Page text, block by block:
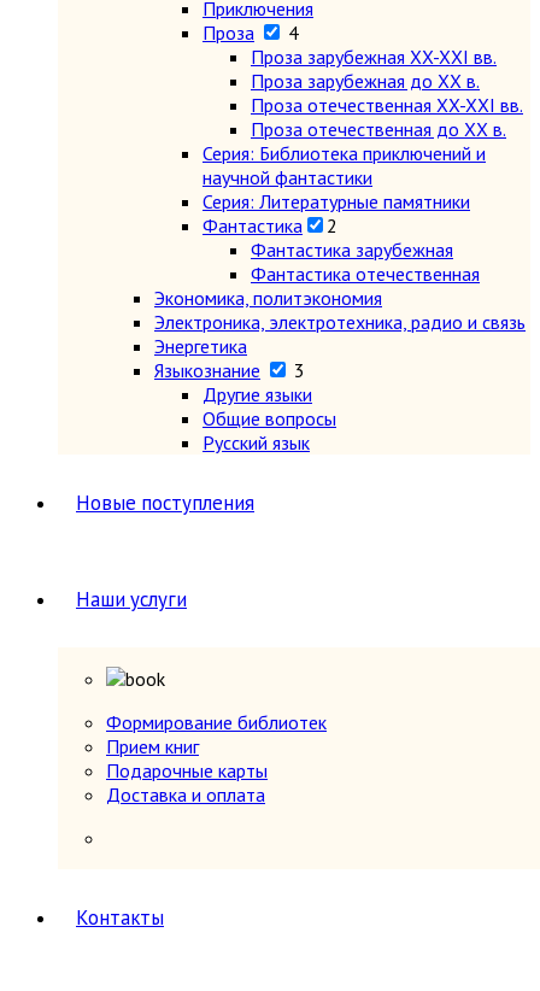
Приключения
Проза
4
Проза зарубежная XX-XXI вв.
Проза зарубежная до XX в.
Проза отечественная XX-XXI вв.
Проза отечественная до XX в.
Серия: Библиотека приключений и
научной фантастики
Серия: Литературные памятники
Фантастика
2
Фантастика зарубежная
Фантастика отечественная
Экономика, политэкономия
Электроника, электротехника, радио и связь
Энергетика
Языкознание
3
Другие языки
Общие вопросы
Русский язык
Новые поступления
Наши услуги
Формирование библиотек
Прием книг
Подарочные карты
Доставка и оплата
Контакты